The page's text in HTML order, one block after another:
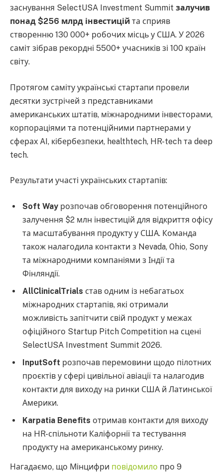
заснування SelectUSA Investment Summit залучив
понад $256 млрд інвестицій та сприяв
створенню 130 000+ робочих місць у США. У 2026
саміт зібрав рекордні 5500+ учасників зі 100 країн
світу.
Протягом саміту українські стартапи провели
десятки зустрічей з представниками
американських штатів, міжнародними інвесторами,
корпораціями та потенційними партнерами у
сферах AI, кібербезпеки, healthtech, HR-tech та deep
tech.
Результати участі українських стартапів:
Soft Way розпочав обговорення потенційного
залучення $2 млн інвестицій для відкриття офісу
та масштабування продукту у США. Команда
також налагодила контакти з Nevada, Ohio, Sony
та міжнародними компаніями з Індії та
Фінляндії.
AllClinicalTrials став одним із небагатьох
міжнародних стартапів, які отримали
можливість запітчити свій продукт у межах
офіційного Startup Pitch Competition на сцені
SelectUSA Investment Summit 2026.
InputSoft розпочав перемовини щодо пілотних
проєктів у сфері цивільної авіації та налагодив
контакти для виходу на ринки США й Латинської
Америки.
Karpatia Benefits отримав контакти для виходу
на HR-спільноти Каліфорнії та тестування
продукту на американському ринку.
Нагадаємо, що Мінцифри повідомило про 9